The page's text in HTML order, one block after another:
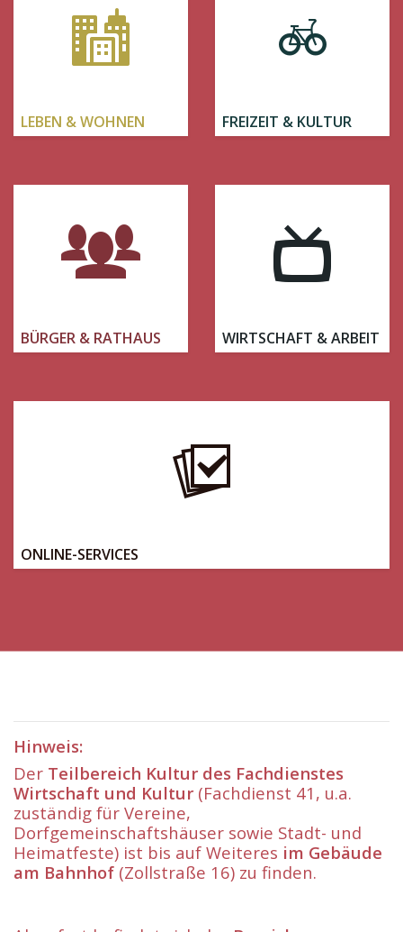
LEBEN & WOHNEN FREIZEIT & KULTUR
BÜRGER & RATHAUS WIRTSCHAFT & ARBEIT
ONLINE-SERVICES
Hinweis:
Der Teilbereich Kultur des Fachdienstes
Wirtschaft und Kultur (Fachdienst 41, u.a.
zuständig für Vereine,
Dorfgemeinschaftshäuser sowie Stadt- und
Heimatfeste) ist bis auf Weiteres im Gebäude
am Bahnhof (Zollstraße 16) zu finden.